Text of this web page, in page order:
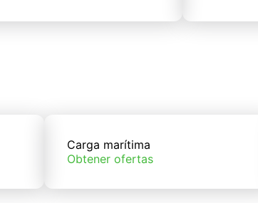
Carga marítima
Obtener ofertas